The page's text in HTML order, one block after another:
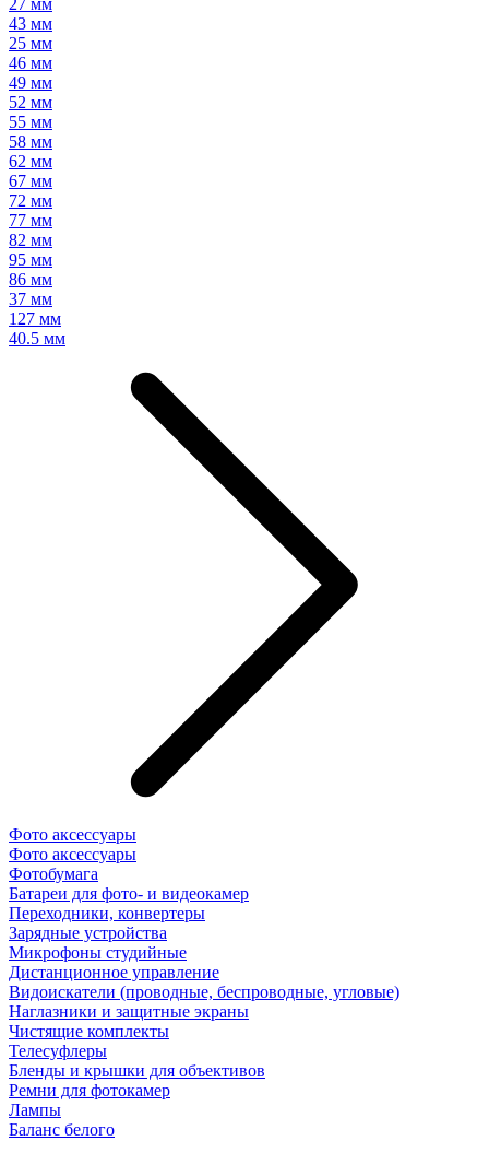
27 мм
43 мм
25 мм
46 мм
49 мм
52 мм
55 мм
58 мм
62 мм
67 мм
72 мм
77 мм
82 мм
95 мм
86 мм
37 мм
127 мм
40.5 мм
Фото аксессуары
Фото аксессуары
Фотобумага
Батареи для фото- и видеокамер
Переходники, конвертеры
Зарядные устройства
Микрофоны студийные
Дистанционное управление
Видоискатели (проводные, беспроводные, угловые)
Наглазники и защитные экраны
Чистящие комплекты
Телесуфлеры
Бленды и крышки для объективов
Ремни для фотокамер
Лампы
Баланс белого